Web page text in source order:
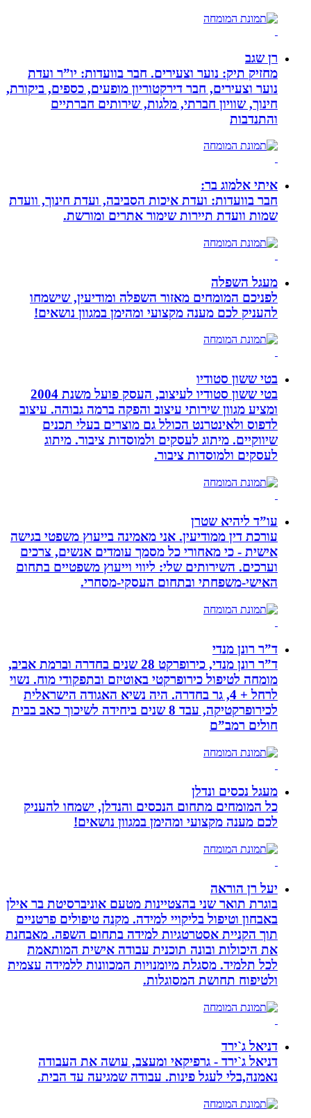
רן שגב
מחזיק תיק: נוער וצעירים. חבר בוועדות: יו”ר ועדת
נוער וצעירים, חבר דירקטוריון מופעים, כספים, ביקורת,
חינוך, שוויון חברתי, מלגות, שירותים חברתיים
והתנדבות
איתי אלמוג בר:
חבר בוועדות: ועדת איכות הסביבה, ועדת חינוך, וועדת
שמות וועדת תיירות שימור אתרים ומורשת.
מעגל השפלה
לפניכם המומחים מאזור השפלה ומודיעין, שישמחו
להעניק לכם מענה מקצועי ומהימן במגוון נושאים!
בטי ששון סטודיו
בטי ששון סטודיו לעיצוב, העסק פועל משנת 2004
ומציע מגוון שירותי עיצוב והפקה ברמה גבוהה. עיצוב
לדפוס ולאינטרנט הכולל גם מוצרים בעלי תכנים
שיווקיים. מיתוג לעסקים ולמוסדות ציבור. מיתוג
לעסקים ולמוסדות ציבור.
עו”ד ליהיא שטרן
עורכת דין ממודיעין. אני מאמינה בייעוץ משפטי בגישה
אישית - כי מאחורי כל מסמך עומדים אנשים, צרכים
וערכים. השירותים שלי: ליווי וייעוץ משפטיים בתחום
האישי-משפחתי ובתחום העסקי-מסחרי.
ד”ר רונן מנדי
ד”ר רונן מנדי, כירופרקט 28 שנים בחדרה וברמת אביב,
מומחה לטיפול כירופרקטי באוטיזם ובתפקודי מוח. נשוי
לרחל + 4, גר בחדרה. היה נשיא האגודה הישראלית
לכירופרקטיקה, עבד 8 שנים ביחידה לשיכוך כאב בבית
חולים רמב”ם
מעגל נכסים ונדלן
כל המומחים מתחום הנכסים והנדלן, ישמחו להעניק
לכם מענה מקצועי ומהימן במגוון נושאים!
יעל רן הוראה
בוגרת תואר שני בהצטיינות מטעם אוניברסיטת בר אילן
באבחון וטיפול בליקויי למידה. מקנה טיפולים פרטניים
תוך הקניית אסטרטגיות למידה בתחום השפה. מאבחנת
את היכולות ובונה תוכנית עבודה אישית המותאמת
לכל תלמיד. מסגלת מיומנויות המכוונות ללמידה עצמית
ולטיפוח תחושת המסוגלות.
דניאל ג`ירד
דניאל ג`ירד - גרפיקאי ומעצב, עושה את העבודה
נאמנה,בלי לעגל פינות. עבודה שמגיעה עד הבית.